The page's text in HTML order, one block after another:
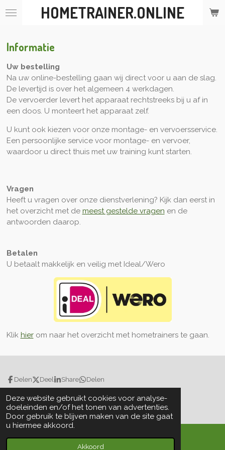
Deze website gebruikt cookies voor analyse-
doeleinden en/of het tonen van advertenties.
Door gebruik te blijven maken van de site gaat
u hiermee akkoord.
Akkoord
Ga
de
hoofdinhoud
HOMETRAINER.ONLINE
Informatie
Uw bestelling
Na uw online-bestelling gaan wij direct voor u aan de slag.
De levertijd is over het algemeen 4 werkdagen.
De vervoerder levert het apparaat rechtstreeks bij u af in
een doos. U monteert het apparaat zelf.
U kunt ook kiezen voor onze montage- en vervoersservice.
Een persoonlijke service voor montage- en vervoer,
waardoor u direct thuis met uw training kunt starten.
Vragen
Heeft u vragen over onze dienstverlening? Kijk dan eerst in
het overzicht met de meest gestelde vragen en de
antwoorden daarop.
Betalen
U betaalt makkelijk en veilig met Ideal/Wero
Klik hierom naar het overzicht met hometrainers te gaan.
Delen Deel Share Delen
Powered by JouwWeb